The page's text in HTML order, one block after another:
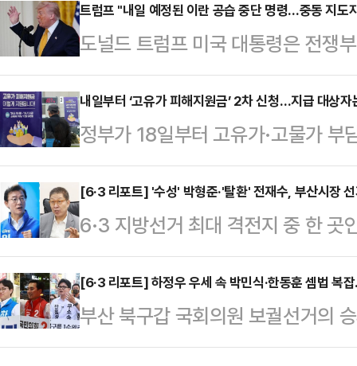
권 일부의 평가절하도 존재하지만,
을 제대로 평가받기 위한 절박함이
영등포구 청년취업사관학교 영등
업사관학교'(청취사) 수료생들을
로 이명박 전 대통령, 이준석 개혁
의 만남이다.최근 오…
트럼프 "내일 예정된 이란 공습 중단 명령…중동 지도
도널드 트럼프 미국 대통령은 전쟁
령했다고 말했다.로이터통신에 따
셜미디어(SNS) 트루스소셜을 통
중단하라고 피트 헤그세스 전쟁부
혔다.그러면서 “중동 동맹국들의
다”며 “그들은 종전 합의가 이뤄질
란은 물론 중동 지역 국가 모두가
다.이어 그는 타밈…
내일부터 ‘고유가 피해지원금’ 2차 신청…지급 대상자
정부가 18일부터 고유가·고물가
작한다.중동 전쟁에 따른 유가 상승
지원을 확대하겠다는 취지다.17일
2차 지급 대상자는 소득 하위 70%
을 기준으로 정해졌다.외벌이 가
▲2인 가구 14만 원 ▲3인 가구 26
원금을 받는다.지역가입자는 ▲1
가구 …
[6·3 리포트] '수성' 박형준·'탈환' 전재수, 부산시장
6·3 지방선거 최대 격전지 중 한 곳
후보와 박형준 국민의힘 후보의 맞
경쟁력을 갖춘 두 후보가 정면으로
이 나타나고 있어서다.정치권에선 '
하는 구호가 부산 민심에 얼마나 효
[6·3 리포트] 하정우 우세 속 박민식·한동훈 셈법 복
부산 북구갑 국회의원 보궐선거의
가 꼽히고 있지만 정치권에서는 가